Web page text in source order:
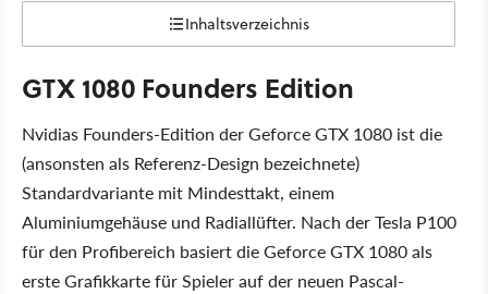
Inhaltsverzeichnis
GTX 1080 Founders Edition
Nvidias Founders-Edition der Geforce GTX 1080 ist die
(ansonsten als Referenz-Design bezeichnete)
Standardvariante mit Mindesttakt, einem
Aluminiumgehäuse und Radiallüfter. Nach der Tesla P100
für den Profibereich basiert die Geforce GTX 1080 als
erste Grafikkarte für Spieler auf der neuen Pascal-